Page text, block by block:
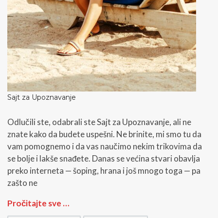
Sajt za Upoznavanje
Odlučili ste, odabrali ste Sajt za Upoznavanje, ali ne
znate kako da budete uspešni. Ne brinite, mi smo tu da
vam pomognemo i da vas naučimo nekim trikovima da
se bolje i lakše snađete. Danas se većina stvari obavlja
preko interneta — šoping, hrana i još mnogo toga — pa
zašto ne
S
Pročitajte sve …